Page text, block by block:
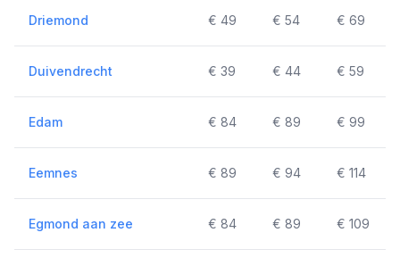
Driemond € 49 € 54 € 69
Duivendrecht € 39 € 44 € 59
Edam € 84 € 89 € 99
Eemnes € 89 € 94 € 114
Egmond aan zee € 84 € 89 € 109